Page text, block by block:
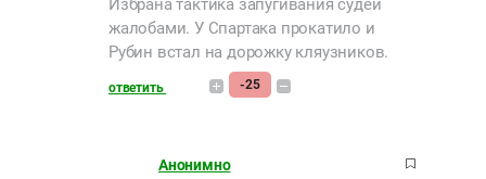
Избрана тактика запугивания судей
жалобами. У Спартака прокатило и
Рубин встал на дорожку кляузников.
ответить -25
Анонимно